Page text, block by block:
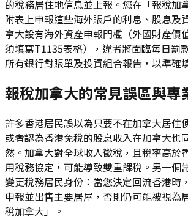
的稅務居住地信息並上報。您在「報稅加
附表上申報這些海外賬戶的利息、股息及
拿大設有海外資產申報門檻（外國財產價
須填寫T1135表格），違者將面臨每日罰
所有銀行對賬單及投資組合報告，以準確
報稅加拿大的常見誤區與專
許多香港居民誤以為只要不在加拿大居住
或者認為香港免稅的股息收入在加拿大也
然。加拿大對全球收入徵稅，且稅率高於
用稅務協定，可能導致雙重課稅。另一個
變更稅務居民身份：當您決定回流香港時
申報並出售主要居屋，否則仍可能被視為
稅加拿大」。